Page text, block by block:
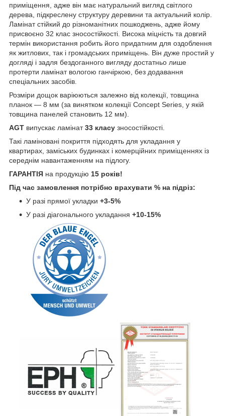
приміщення, адже він має натуральний вигляд світлого
дерева, підкреслену структуру деревини та актуальний колір.
Ламінат стійкий до різноманітних пошкоджень, адже йому
присвоєно 32 клас зносостійкості. Висока міцність та довгий
термін використання робить його придатним для оздоблення
як житлових, так і громадських приміщень. Він дуже простий у
догляді і задля бездоганного вигляду достатньо лише
протерти ламінат вологою ганчіркою, без додавання
спеціальних засобів.
Розміри дощок варіюються залежно від колекції, товщина
планок — 8 мм (за винятком колекції Concept Series, у якій
товщина панелей становить 12 мм).
AGT випускає ламінат33 класу зносостійкості.
Такі ламіновані покриття підходять для укладання у
квартирах, заміських будинках і комерційних приміщеннях із
середнім навантаженням на підлогу.
ГАРАНТІЯ на продукцію 15 років!
Під час замовлення потрібно врахувати % на підріз:
У разі прямої укладки +3-5%
У разі діагонального укладання +10-15%